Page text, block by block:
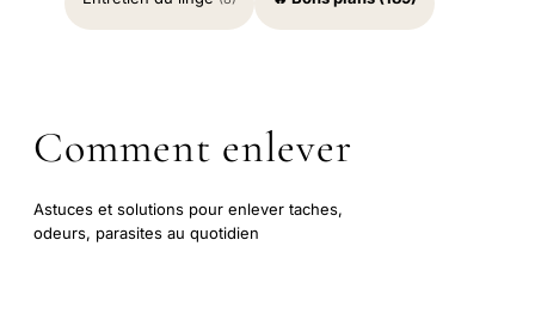
Comment enlever
Astuces et solutions pour enlever taches,
odeurs, parasites au quotidien